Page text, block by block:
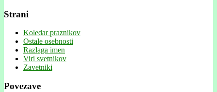
Strani
Koledar praznikov
Ostale osebnosti
Razlaga imen
Viri svetnikov
Zavetniki
Povezave